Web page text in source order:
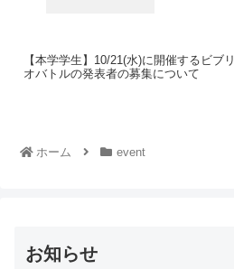
【本学学生】10/21(水)に開催するビブリ
オバトルの発表者の募集について
ホーム event
お知らせ